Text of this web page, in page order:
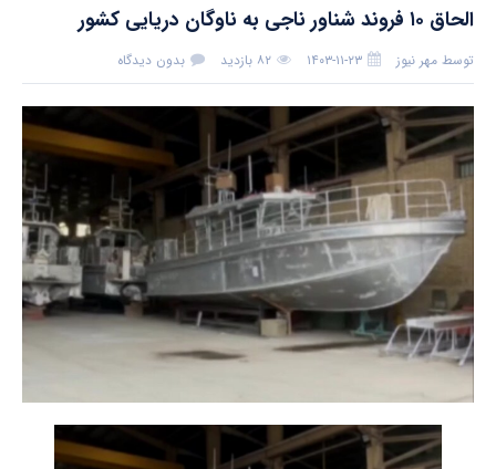
الحاق ۱۰ فروند شناور ناجی به ناوگان دریایی کشور
توسط مهر نیوز ۱۴۰۳-۱۱-۲۳ ۸۲ بازدید بدون دیدگاه